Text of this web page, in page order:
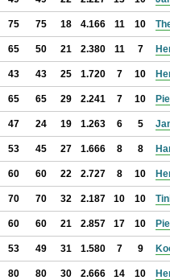
75 75 18 4.166 11 10
65 50 21 2.380 11 7
43 43 25 1.720 7 10
65 65 29 2.241 7 10
47 24 19 1.263 6 5
53 45 27 1.666 8 8
60 60 22 2.727 8 10
70 70 32 2.187 10 10
60 60 21 2.857 17 10
53 49 31 1.580 7 9
80 80 30 2.666 14 10